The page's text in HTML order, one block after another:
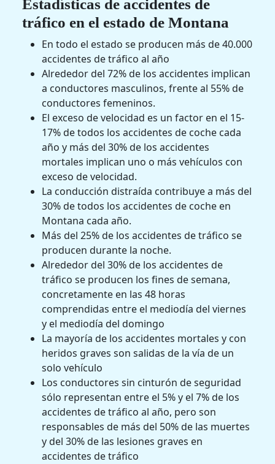
Estadísticas de accidentes de
tráfico en el estado de Montana
En todo el estado se producen más de 40.000
accidentes de tráfico al año
Alrededor del 72% de los accidentes implican
a conductores masculinos, frente al 55% de
conductores femeninos.
El exceso de velocidad es un factor en el 15-
17% de todos los accidentes de coche cada
año y más del 30% de los accidentes
mortales implican uno o más vehículos con
exceso de velocidad.
La conducción distraída contribuye a más del
30% de todos los accidentes de coche en
Montana cada año.
Más del 25% de los accidentes de tráfico se
producen durante la noche.
Alrededor del 30% de los accidentes de
tráfico se producen los fines de semana,
concretamente en las 48 horas
comprendidas entre el mediodía del viernes
y el mediodía del domingo
La mayoría de los accidentes mortales y con
heridos graves son salidas de la vía de un
solo vehículo
Los conductores sin cinturón de seguridad
sólo representan entre el 5% y el 7% de los
accidentes de tráfico al año, pero son
responsables de más del 50% de las muertes
y del 30% de las lesiones graves en
accidentes de tráfico